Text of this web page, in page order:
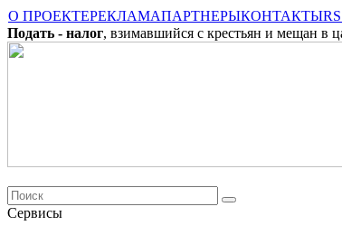
О ПРОЕКТЕРЕКЛАМАПАРТНЕРЫКОНТАКТЫ
Подать - налог, взимавшийся с крестьян и мещан в
Сервисы